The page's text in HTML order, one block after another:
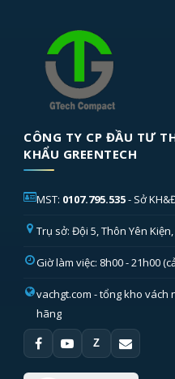
CÔNG TY CP ĐẦU TƯ
KHẨU GREENTECH
MST: 0107.795.535- Sở
Trụ sở: Đội 5, Thôn Yên
Giờ làm việc: 8h00 - 21h00
vachgt.com - tổng kho vách
hãng
Z